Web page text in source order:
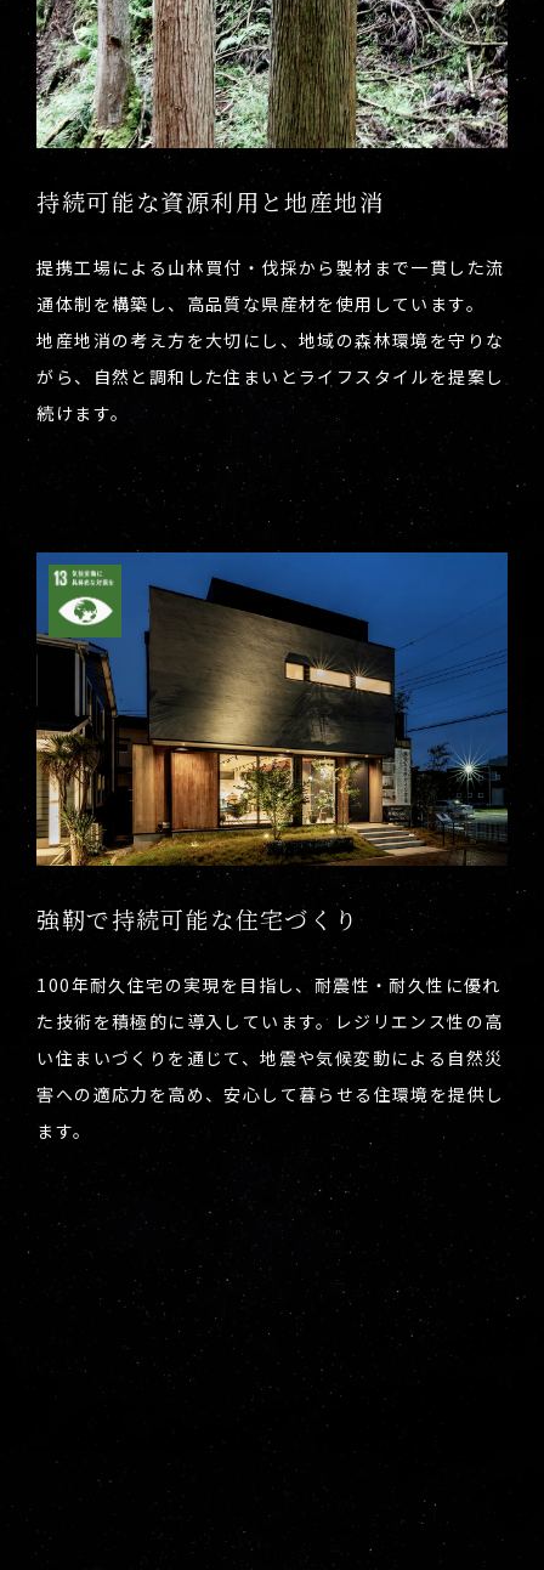
持続可能な資源利用と地産地消
提携工場による山林買付・伐採から製材まで一貫した流
通体制を構築し、高品質な県産材を使用しています。
地産地消の考え方を大切にし、地域の森林環境を守りな
がら、自然と調和した住まいとライフスタイルを提案し
続けます。
強靭で持続可能な住宅づくり
100年耐久住宅の実現を目指し、耐震性・耐久性に優れ
た技術を積極的に導入しています。レジリエンス性の高
い住まいづくりを通じて、地震や気候変動による自然災
害への適応力を高め、安心して暮らせる住環境を提供し
ます。